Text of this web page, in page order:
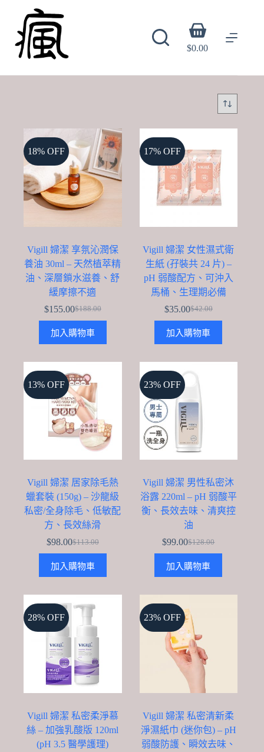
content
Shopping
cart
$0.00
18% OFF
Vigill 婦潔 享氛沁潤保
養油 30ml – 天然植萃精
油、深層鎖水滋養、舒
緩摩擦不適
$188.00
Original
price
was:
$188.00.
$155.00Current
price
is:
$155.00.
加入購物車
17% OFF
Vigill 婦潔 女性濕式衛
生紙 (孖裝共 24 片) –
pH 弱酸配方、可沖入
馬桶、生理期必備
$42.00
Original
price
was:
$42.00.
$35.00Current
price
is:
$35.00.
加入購物車
13% OFF
Vigill 婦潔 居家除毛熱
蠟套裝 (150g) – 沙龍級
私密/全身除毛、低敏配
方、長效絲滑
$113.00
Original
was:
$113.00.
$98.00Current
is:
$98.00.
加入購物車
23% OFF
Vigill 婦潔 男性私密沐
浴露 220ml – pH 弱酸平
衡、長效去味、清爽控
油
$128.00
Original
was:
$128.00.
$99.00Current
is:
$99.00.
加入購物車
28% OFF
Vigill 婦潔 私密柔淨慕
絲 – 加強乳酸版 120ml
(pH 3.5 醫學護理)
23% OFF
Vigill 婦潔 私密清新柔
淨濕紙巾 (迷你包) – pH
弱酸防護、瞬效去味、